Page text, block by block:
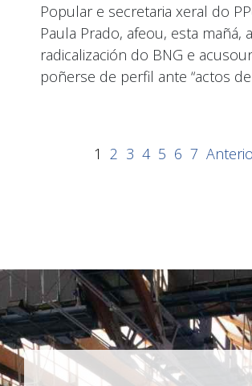
Popular e secretaria xeral do
Paula Prado, afeou, esta mañá, a
radicalización do BNG e
poñerse de perfil ante “actos de
1 2 3 4 5 6 7